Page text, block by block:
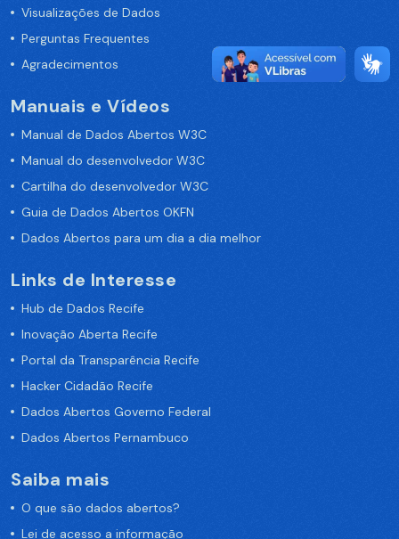
Visualizações de Dados
Perguntas Frequentes
Agradecimentos
Manuais e Vídeos
Manual de Dados Abertos W3C
Manual do desenvolvedor W3C
Cartilha do desenvolvedor W3C
Guia de Dados Abertos OKFN
Dados Abertos para um dia a dia melhor
Links de Interesse
Hub de Dados Recife
Inovação Aberta Recife
Portal da Transparência Recife
Hacker Cidadão Recife
Dados Abertos Governo Federal
Dados Abertos Pernambuco
Saiba mais
O que são dados abertos?
Lei de acesso a informação